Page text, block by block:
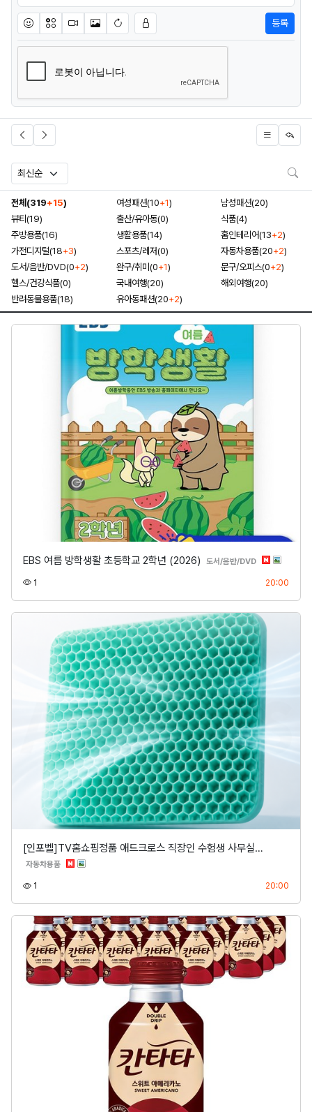
이모티콘아이콘동영상이미지새댓글 작성
등록
전체(319+15) 여성패션(10+1)
남성패션(20)
뷰티(19)
출산/유아동(0)
식품(4)
주방용품(16)
생활용품(14) 홈인테리어(13+2)
가전디지털(18+3) 스포츠/레저(0) 자동차용품(20+2)
도서/음반/DVD(0+2) 완구/취미(0+1) 문구/오피스(0+2)
헬스/건강식품(0)
국내여행(20)
해외여행(20)
반려동물용품(18)
유아동패션(20+2)
EBS 여름 방학생활 초등학교 2학년 (2026) 도서/음반/DVD분류
1 20:00
[인포벨]TV홈쇼핑정품 애드크로스 직장인 수험생 사무실…
자동차용품분류
1 20:00